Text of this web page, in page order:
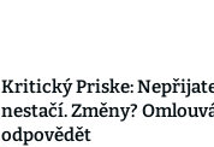
Kritický Priske:
nestačí. Změny?
odpovědět